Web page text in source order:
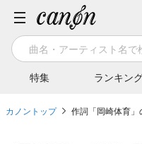
特集 ランキン
カノントップ 作詞「岡崎体育」